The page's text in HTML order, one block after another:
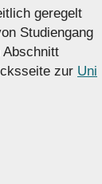
geregelt
Studiengang
Abschnitt
zur Uni